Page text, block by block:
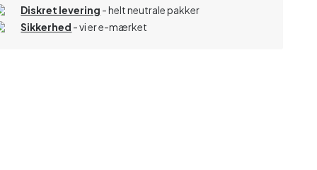
Diskret levering - helt neutrale pakker
Sikkerhed - vi er e-mærket